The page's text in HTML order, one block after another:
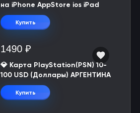
на iPhone AppStore ios iPad
Купить
1490 ₽
💎 Карта PlayStation(PSN) 10-
100 USD (Доллары) АРГЕНТИНА
Купить